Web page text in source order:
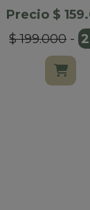
Precio $
$ 199.000-